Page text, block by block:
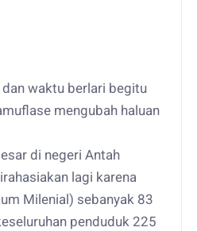
waktu berlari begitu
mengubah haluan
di negeri Antah
lagi karena
Milenial) sebanyak 83
penduduk 225